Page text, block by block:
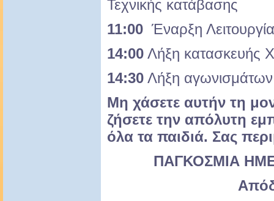
Τεχνικής κατάβασης
11:00 Έναρξη
14:00 Λήξη κατασκευής
14:30 Λήξη
Μη χάσετε αυτήν τη
ζήσετε την απόλυτη
όλα τα παιδιά. Σας
ΠΑΓΚΟΣΜΙΑ